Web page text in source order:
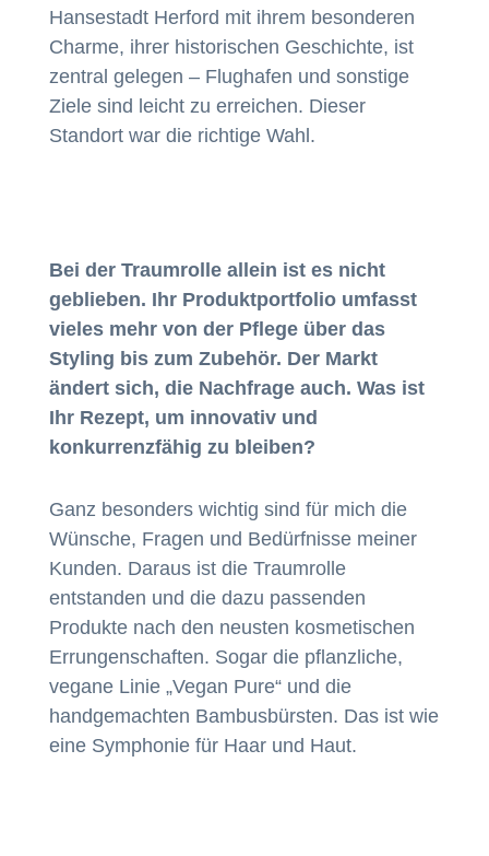
Hansestadt Herford mit ihrem besonderen
Charme, ihrer historischen Geschichte, ist
zentral gelegen – Flughafen und sonstige
Ziele sind leicht zu erreichen. Dieser
Standort war die richtige Wahl.
Bei der Traumrolle allein ist es nicht
geblieben. Ihr Produktportfolio umfasst
vieles mehr von der Pflege über das
Styling bis zum Zubehör. Der Markt
ändert sich, die Nachfrage auch. Was ist
Ihr Rezept, um innovativ und
konkurrenzfähig zu bleiben?
Ganz besonders wichtig sind für mich die
Wünsche, Fragen und Bedürfnisse meiner
Kunden. Daraus ist die Traumrolle
entstanden und die dazu passenden
Produkte nach den neusten kosmetischen
Errungenschaften. Sogar die pflanzliche,
vegane Linie „Vegan Pure“ und die
handgemachten Bambusbürsten. Das ist wie
eine Symphonie für Haar und Haut.